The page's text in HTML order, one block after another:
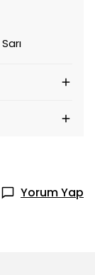
Sarı
Yorum Yap